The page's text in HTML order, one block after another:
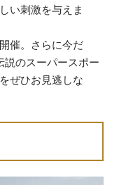
い刺激を与えま
催。さらに今だ
説のスーパースポー
ぜひお見逃しな